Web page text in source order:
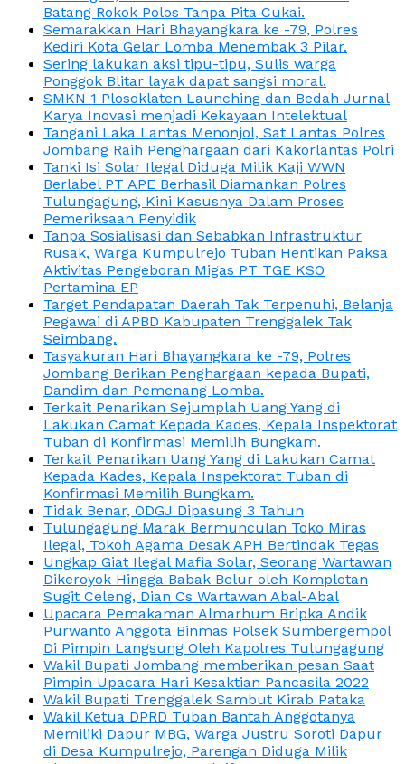
Batang Rokok Polos Tanpa Pita Cukai.
Semarakkan Hari Bhayangkara ke -79, Polres
Kediri Kota Gelar Lomba Menembak 3 Pilar.
Sering lakukan aksi tipu-tipu, Sulis warga
Ponggok Blitar layak dapat sangsi moral.
SMKN 1 Plosoklaten Launching dan Bedah Jurnal
Karya Inovasi menjadi Kekayaan Intelektual
Tangani Laka Lantas Menonjol, Sat Lantas Polres
Jombang Raih Penghargaan dari Kakorlantas Polri
Tanki Isi Solar Ilegal Diduga Milik Kaji WWN
Berlabel PT APE Berhasil Diamankan Polres
Tulungagung, Kini Kasusnya Dalam Proses
Pemeriksaan Penyidik
Tanpa Sosialisasi dan Sebabkan Infrastruktur
Rusak, Warga Kumpulrejo Tuban Hentikan Paksa
Aktivitas Pengeboran Migas PT TGE KSO
Pertamina EP
Target Pendapatan Daerah Tak Terpenuhi, Belanja
Pegawai di APBD Kabupaten Trenggalek Tak
Seimbang.
Tasyakuran Hari Bhayangkara ke -79, Polres
Jombang Berikan Penghargaan kepada Bupati,
Dandim dan Pemenang Lomba.
Terkait Penarikan Sejumplah Uang Yang di
Lakukan Camat Kepada Kades, Kepala Inspektorat
Tuban di Konfirmasi Memilih Bungkam.
Terkait Penarikan Uang Yang di Lakukan Camat
Kepada Kades, Kepala Inspektorat Tuban di
Konfirmasi Memilih Bungkam.
Tidak Benar, ODGJ Dipasung 3 Tahun
Tulungagung Marak Bermunculan Toko Miras
Ilegal, Tokoh Agama Desak APH Bertindak Tegas
Ungkap Giat Ilegal Mafia Solar, Seorang Wartawan
Dikeroyok Hingga Babak Belur oleh Komplotan
Sugit Celeng, Dian Cs Wartawan Abal-Abal
Upacara Pemakaman Almarhum Bripka Andik
Purwanto Anggota Binmas Polsek Sumbergempol
Di Pimpin Langsung Oleh Kapolres Tulungagung
Wakil Bupati Jombang memberikan pesan Saat
Pimpin Upacara Hari Kesaktian Pancasila 2022
Wakil Bupati Trenggalek Sambut Kirab Pataka
Wakil Ketua DPRD Tuban Bantah Anggotanya
Memiliki Dapur MBG, Warga Justru Soroti Dapur
di Desa Kumpulrejo, Parengan Diduga Milik